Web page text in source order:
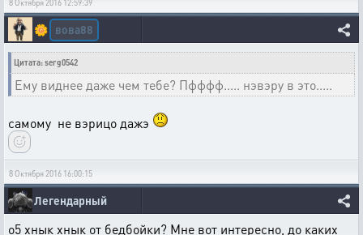
8 Октября 2016 12:59:39
🌼 вова88
Цитата: serg0542
Ему виднее даже чем тебе? Пфффф..... нэвэру в это.....
самому не вэрицо дажэ
8 Октября 2016 16:00:15
Легендарный
о5 хнык хнык от бедбойки? Мне вот интересно, до каких